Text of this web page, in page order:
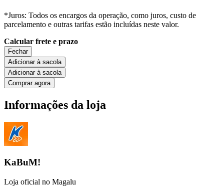
*Juros: Todos os encargos da operação, como juros, custo de
parcelamento e outras tarifas estão incluídas neste valor.
Calcular frete e prazo
Fechar
Adicionar à sacola
Adicionar à sacola
Comprar agora
Informações da loja
KaBuM!
Loja oficial no Magalu